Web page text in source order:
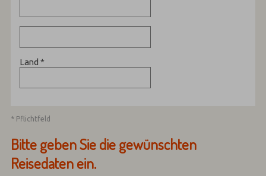
Land*
* Pflichtfeld
Bitte geben Sie die gewünschten
Reisedaten ein.